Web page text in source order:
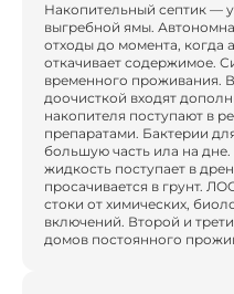
Накопительный септик —
выгребной ямы.
отходы до момента, когда
откачивает содержимое.
временного проживания.
доочисткой входят
накопителя поступают в
препаратами. Бактерии
большую часть ила на дне.
жидкость поступает в
просачивается в грунт.
стоки от химических,
включений. Второй и
домов постоянного